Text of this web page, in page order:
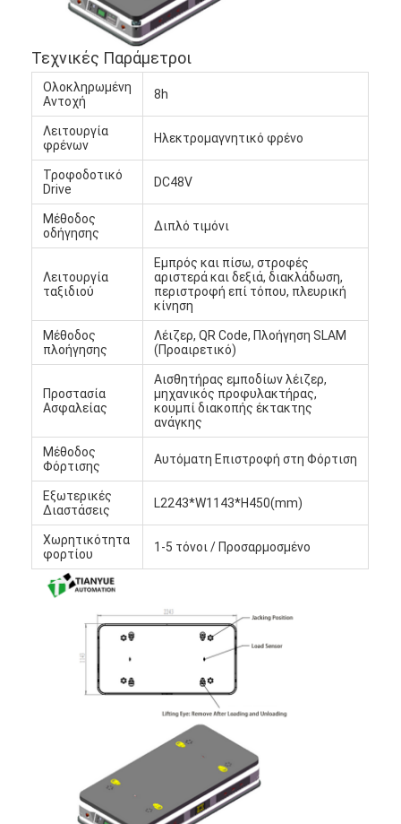
Εμπορικό ρομπότ
Τεχνικές Παράμετροι
Ολοκληρωμένη
Αντοχή
8h
Λειτουργία
φρένων
Ηλεκτρομαγνητικό φρένο
Τροφοδοτικό
Drive
DC48V
Μέθοδος
οδήγησης
Διπλό τιμόνι
Λειτουργία
ταξιδιού
Εμπρός και πίσω, στροφές
αριστερά και δεξιά, διακλάδωση,
περιστροφή επί τόπου, πλευρική
κίνηση
Μέθοδος
πλοήγησης
Λέιζερ, QR Code, Πλοήγηση SLAM
(Προαιρετικό)
Προστασία
Ασφαλείας
Αισθητήρας εμποδίων λέιζερ,
μηχανικός προφυλακτήρας,
κουμπί διακοπής έκτακτης
ανάγκης
Μέθοδος
Φόρτισης
Αυτόματη Επιστροφή στη Φόρτιση
Εξωτερικές
Διαστάσεις
L2243*W1143*H450(mm)
Χωρητικότητα
φορτίου
1-5 τόνοι / Προσαρμοσμένο